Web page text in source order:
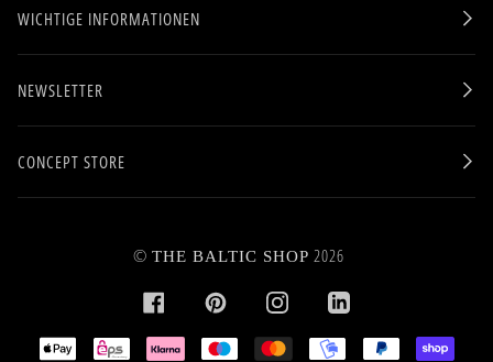
WICHTIGE INFORMATIONEN
NEWSLETTER
CONCEPT STORE
© THE BALTIC SHOP 2026
FACEBOOKPINTERESTINSTAGRAMLINKEDIN
APPLE EPS KLARNA MAESTRO MASTER MOBILEPAY PAYPAL